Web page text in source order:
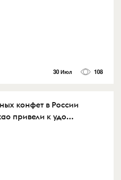
30 Июл 108
конфет в России
привели к удо...